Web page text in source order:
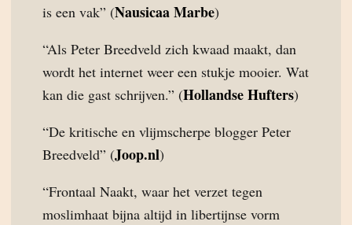
is een vak” (Nausicaa Marbe)
“Als Peter Breedveld zich kwaad maakt, dan
wordt het internet weer een stukje mooier. Wat
kan die gast schrijven.” (Hollandse Hufters)
“De kritische en vlijmscherpe blogger Peter
Breedveld” (Joop.nl)
“Frontaal Naakt, waar het verzet tegen
moslimhaat bijna altijd in libertijnse vorm